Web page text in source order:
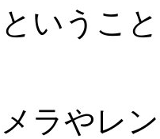
いうこ
ラやレ